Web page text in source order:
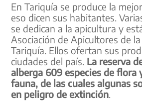
En Tariquía se produce la
eso dicen sus habitantes.
se dedican a la apicultura y
Asociación de Apicultores de
Tariquía. Ellos ofertan sus
ciudades del país. La reserva
alberga 609 especies de flora
fauna, de las cuales algunas
en peligro de extinción.